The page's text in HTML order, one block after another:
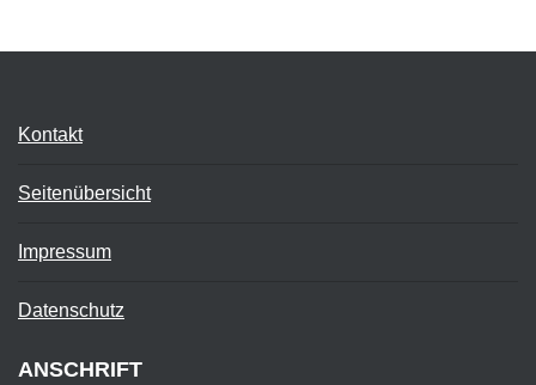
Kontakt
Seitenübersicht
Impressum
Datenschutz
ANSCHRIFT